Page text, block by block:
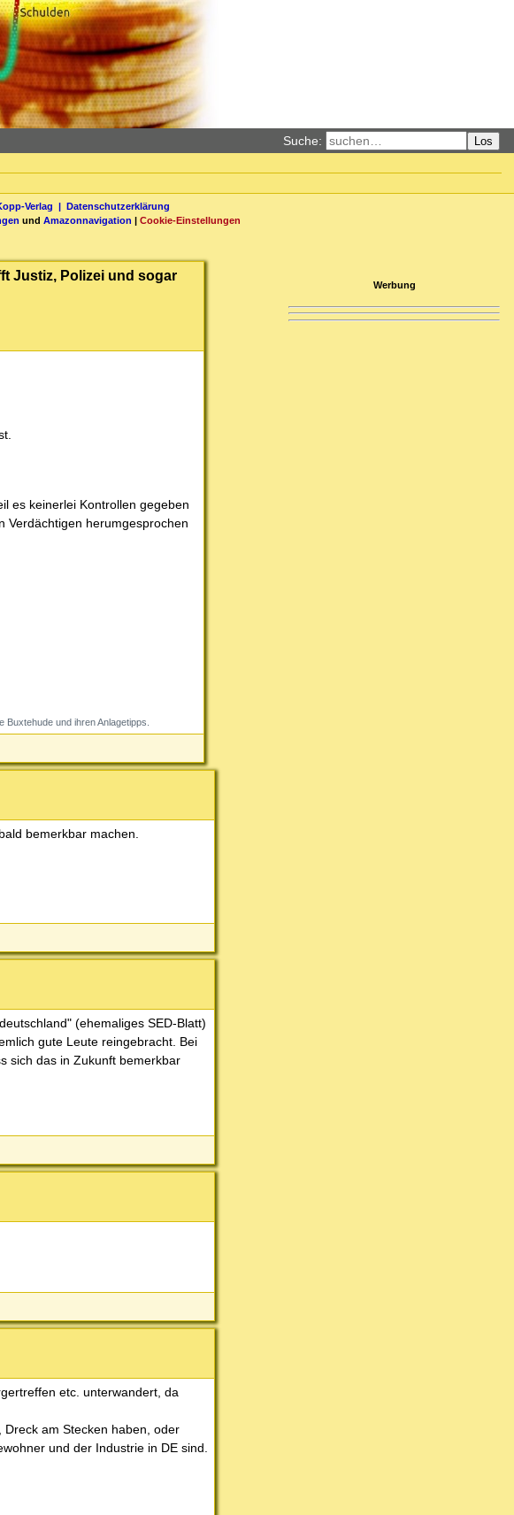
Suche: Los
Verlag | Datenschutzerklärung
und Amazonnavigation | Cookie-Einstellungen
Justiz, Polizei und sogar
es keinerlei Kontrollen gegeben
Verdächtigen herumgesprochen
und ihren Anlagetipps.
bemerkbar machen.
(ehemaliges SED-Blatt)
gute Leute reingebracht. Bei
sich das in Zukunft bemerkbar
etc. unterwandert, da
am Stecken haben, oder
und der Industrie in DE sind.
Werbung